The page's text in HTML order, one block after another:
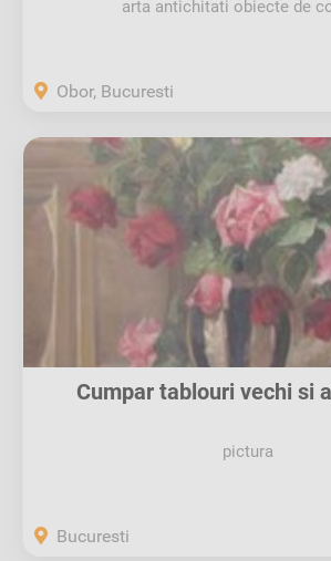
arta antichitati obiecte de
Obor, Bucuresti
Cumpar tablouri vechi si
pictura
Bucuresti